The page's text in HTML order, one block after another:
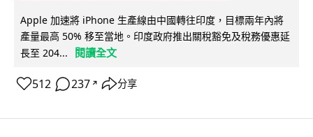
Apple 加速將 iPhone 生產線由中國轉往印度，目標兩年內將
產量最高 50% 移至當地。印度政府推出關稅豁免及稅務優惠延
長至 204...
閱讀全文
512 237 ↗ 分享